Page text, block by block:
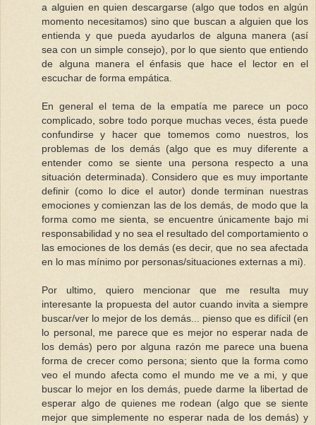
a alguien en quien descargarse (algo que todos en algún
momento necesitamos) sino que buscan a alguien que los
entienda y que pueda ayudarlos de alguna manera (así
sea con un simple consejo), por lo que siento que entiendo
de alguna manera el énfasis que hace el lector en el
escuchar de forma empática.
En general el tema de la empatía me parece un poco
complicado, sobre todo porque muchas veces, ésta puede
confundirse y hacer que tomemos como nuestros, los
problemas de los demás (algo que es muy diferente a
entender como se siente una persona respecto a una
situación determinada). Considero que es muy importante
definir (como lo dice el autor) donde terminan nuestras
emociones y comienzan las de los demás, de modo que la
forma como me sienta, se encuentre únicamente bajo mi
responsabilidad y no sea el resultado del comportamiento o
las emociones de los demás (es decir, que no sea afectada
en lo mas mínimo por personas/situaciones externas a mi).
Por ultimo, quiero mencionar que me resulta muy
interesante la propuesta del autor cuando invita a siempre
buscar/ver lo mejor de los demás... pienso que es difícil (en
lo personal, me parece que es mejor no esperar nada de
los demás) pero por alguna razón me parece una buena
forma de crecer como persona; siento que la forma como
veo el mundo afecta como el mundo me ve a mi, y que
buscar lo mejor en los demás, puede darme la libertad de
esperar algo de quienes me rodean (algo que se siente
mejor que simplemente no esperar nada de los demás) y